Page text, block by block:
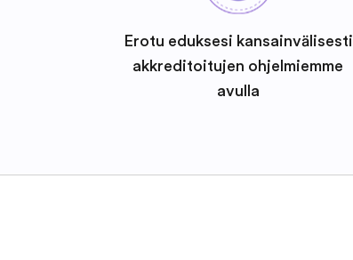
Erotu eduksesi kansainvälisesti
akkreditoitujen ohjelmiemme
avulla